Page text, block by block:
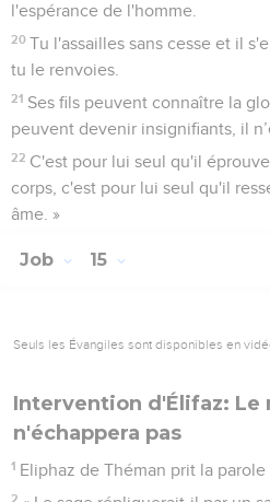
l'espérance de l'homme.
20 Tu l'assailles sans cesse et il
tu le renvoies.
21 Ses fils peuvent connaître la
peuvent devenir insignifiants, il
22 C'est pour lui seul qu'il
corps, c'est pour lui seul qu'il
âme. »
Job 15
Seuls les Évangiles sont disponibles en
Intervention d'Élifaz: Le
n'échappera pas
1 Eliphaz de Théman prit la parole
2